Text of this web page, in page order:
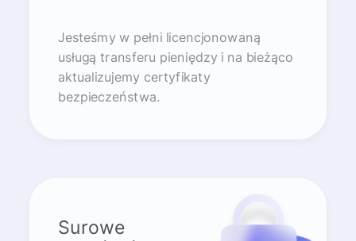
Jesteśmy w pełni licencjonowaną
usługą transferu pieniędzy i na bieżąco
aktualizujemy certyfikaty
bezpieczeństwa.
Surowe